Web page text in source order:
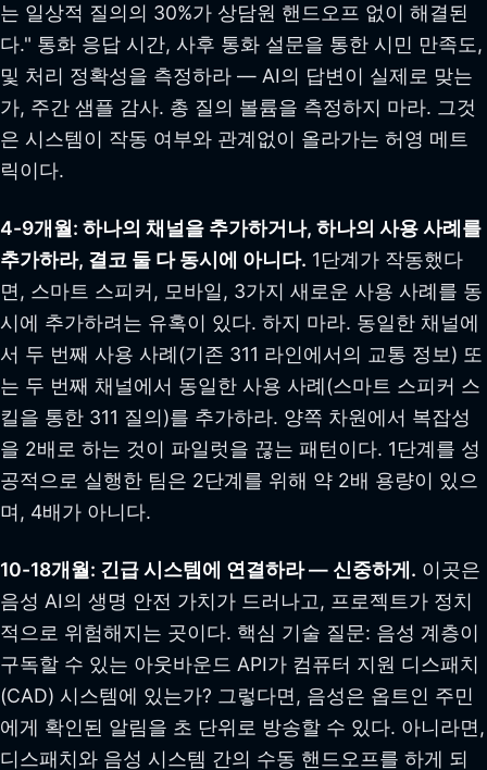
는 일상적 질의의 30%가 상담원 핸드오프 없이 해결된
다." 통화 응답 시간, 사후 통화 설문을 통한 시민 만족도,
및 처리 정확성을 측정하라 — AI의 답변이 실제로 맞는
가, 주간 샘플 감사. 총 질의 볼륨을 측정하지 마라. 그것
은 시스템이 작동 여부와 관계없이 올라가는 허영 메트
릭이다.
4-9개월: 하나의 채널을 추가하거나, 하나의 사용 사례를
추가하라, 결코 둘 다 동시에 아니다. 1단계가 작동했다
면, 스마트 스피커, 모바일, 3가지 새로운 사용 사례를 동
시에 추가하려는 유혹이 있다. 하지 마라. 동일한 채널에
서 두 번째 사용 사례(기존 311 라인에서의 교통 정보) 또
는 두 번째 채널에서 동일한 사용 사례(스마트 스피커 스
킬을 통한 311 질의)를 추가하라. 양쪽 차원에서 복잡성
을 2배로 하는 것이 파일럿을 끊는 패턴이다. 1단계를 성
공적으로 실행한 팀은 2단계를 위해 약 2배 용량이 있으
며, 4배가 아니다.
10-18개월: 긴급 시스템에 연결하라 — 신중하게. 이곳은
음성 AI의 생명 안전 가치가 드러나고, 프로젝트가 정치
적으로 위험해지는 곳이다. 핵심 기술 질문: 음성 계층이
구독할 수 있는 아웃바운드 API가 컴퓨터 지원 디스패치
(CAD) 시스템에 있는가? 그렇다면, 음성은 옵트인 주민
에게 확인된 알림을 초 단위로 방송할 수 있다. 아니라면,
디스패치와 음성 시스템 간의 수동 핸드오프를 하게 되